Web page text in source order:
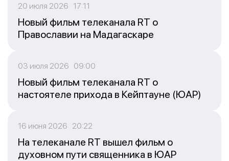
20 июля 2026 17:11
Новый фильм телеканала RT о
Православии на Мадагаскаре
03 июля 2026 09:00
Новый фильм телеканала RT о
настоятеле прихода в Кейптауне (ЮАР)
16 июня 2026 20:22
На телеканале RT вышел фильм о
духовном пути священника в ЮАР